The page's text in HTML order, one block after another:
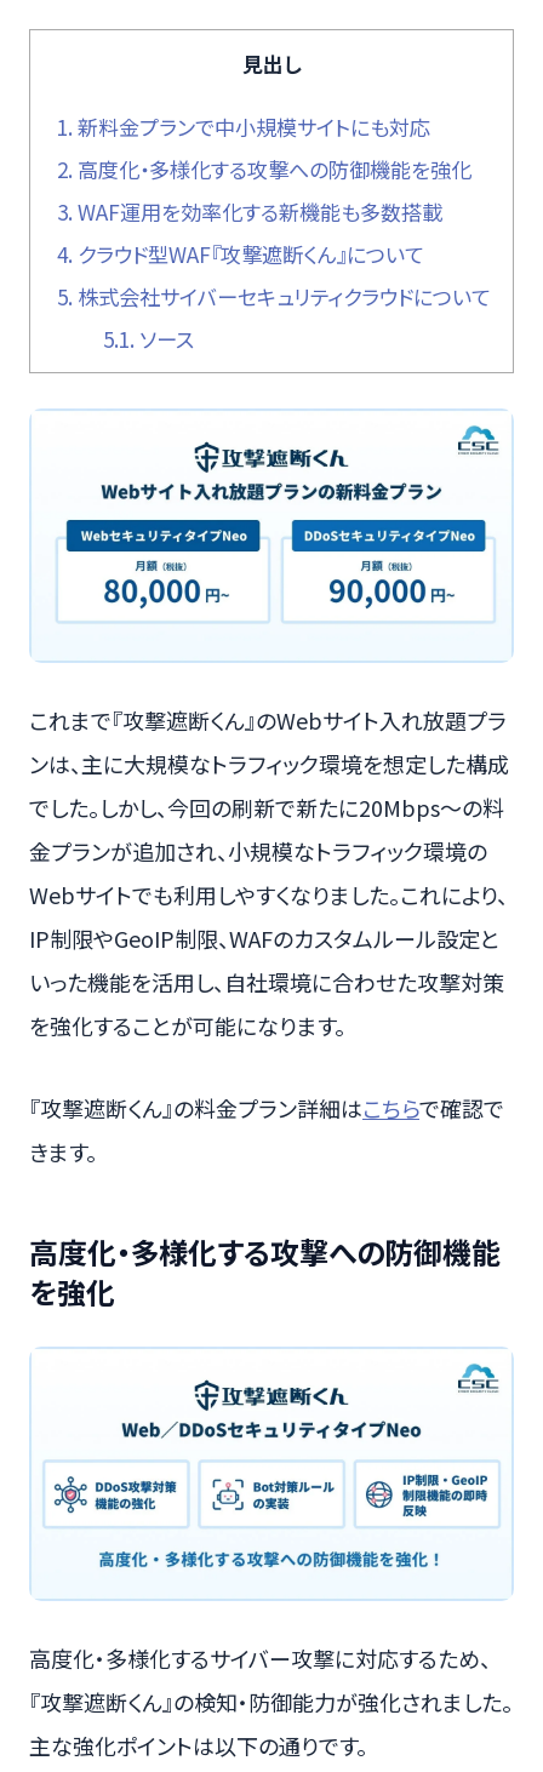
見出し
1. 新料金プランで中小規模サイトにも対応
2. 高度化・多様化する攻撃への防御機能を強化
3. WAF運用を効率化する新機能も多数搭載
4. クラウド型WAF『攻撃遮断くん』について
5. 株式会社サイバーセキュリティクラウドについて
5.1. ソース
これまで『攻撃遮断くん』のWebサイト入れ放題プラ
ンは、主に大規模なトラフィック環境を想定した構成
でした。しかし、今回の刷新で新たに20Mbps〜の料
金プランが追加され、小規模なトラフィック環境の
Webサイトでも利用しやすくなりました。これにより、
IP制限やGeoIP制限、WAFのカスタムルール設定と
いった機能を活用し、自社環境に合わせた攻撃対策
を強化することが可能になります。
『攻撃遮断くん』の料金プラン詳細はこちらで確認で
きます。
高度化・多様化する攻撃への防御機能
を強化
高度化・多様化するサイバー攻撃に対応するため、
『攻撃遮断くん』の検知・防御能力が強化されました。
主な強化ポイントは以下の通りです。